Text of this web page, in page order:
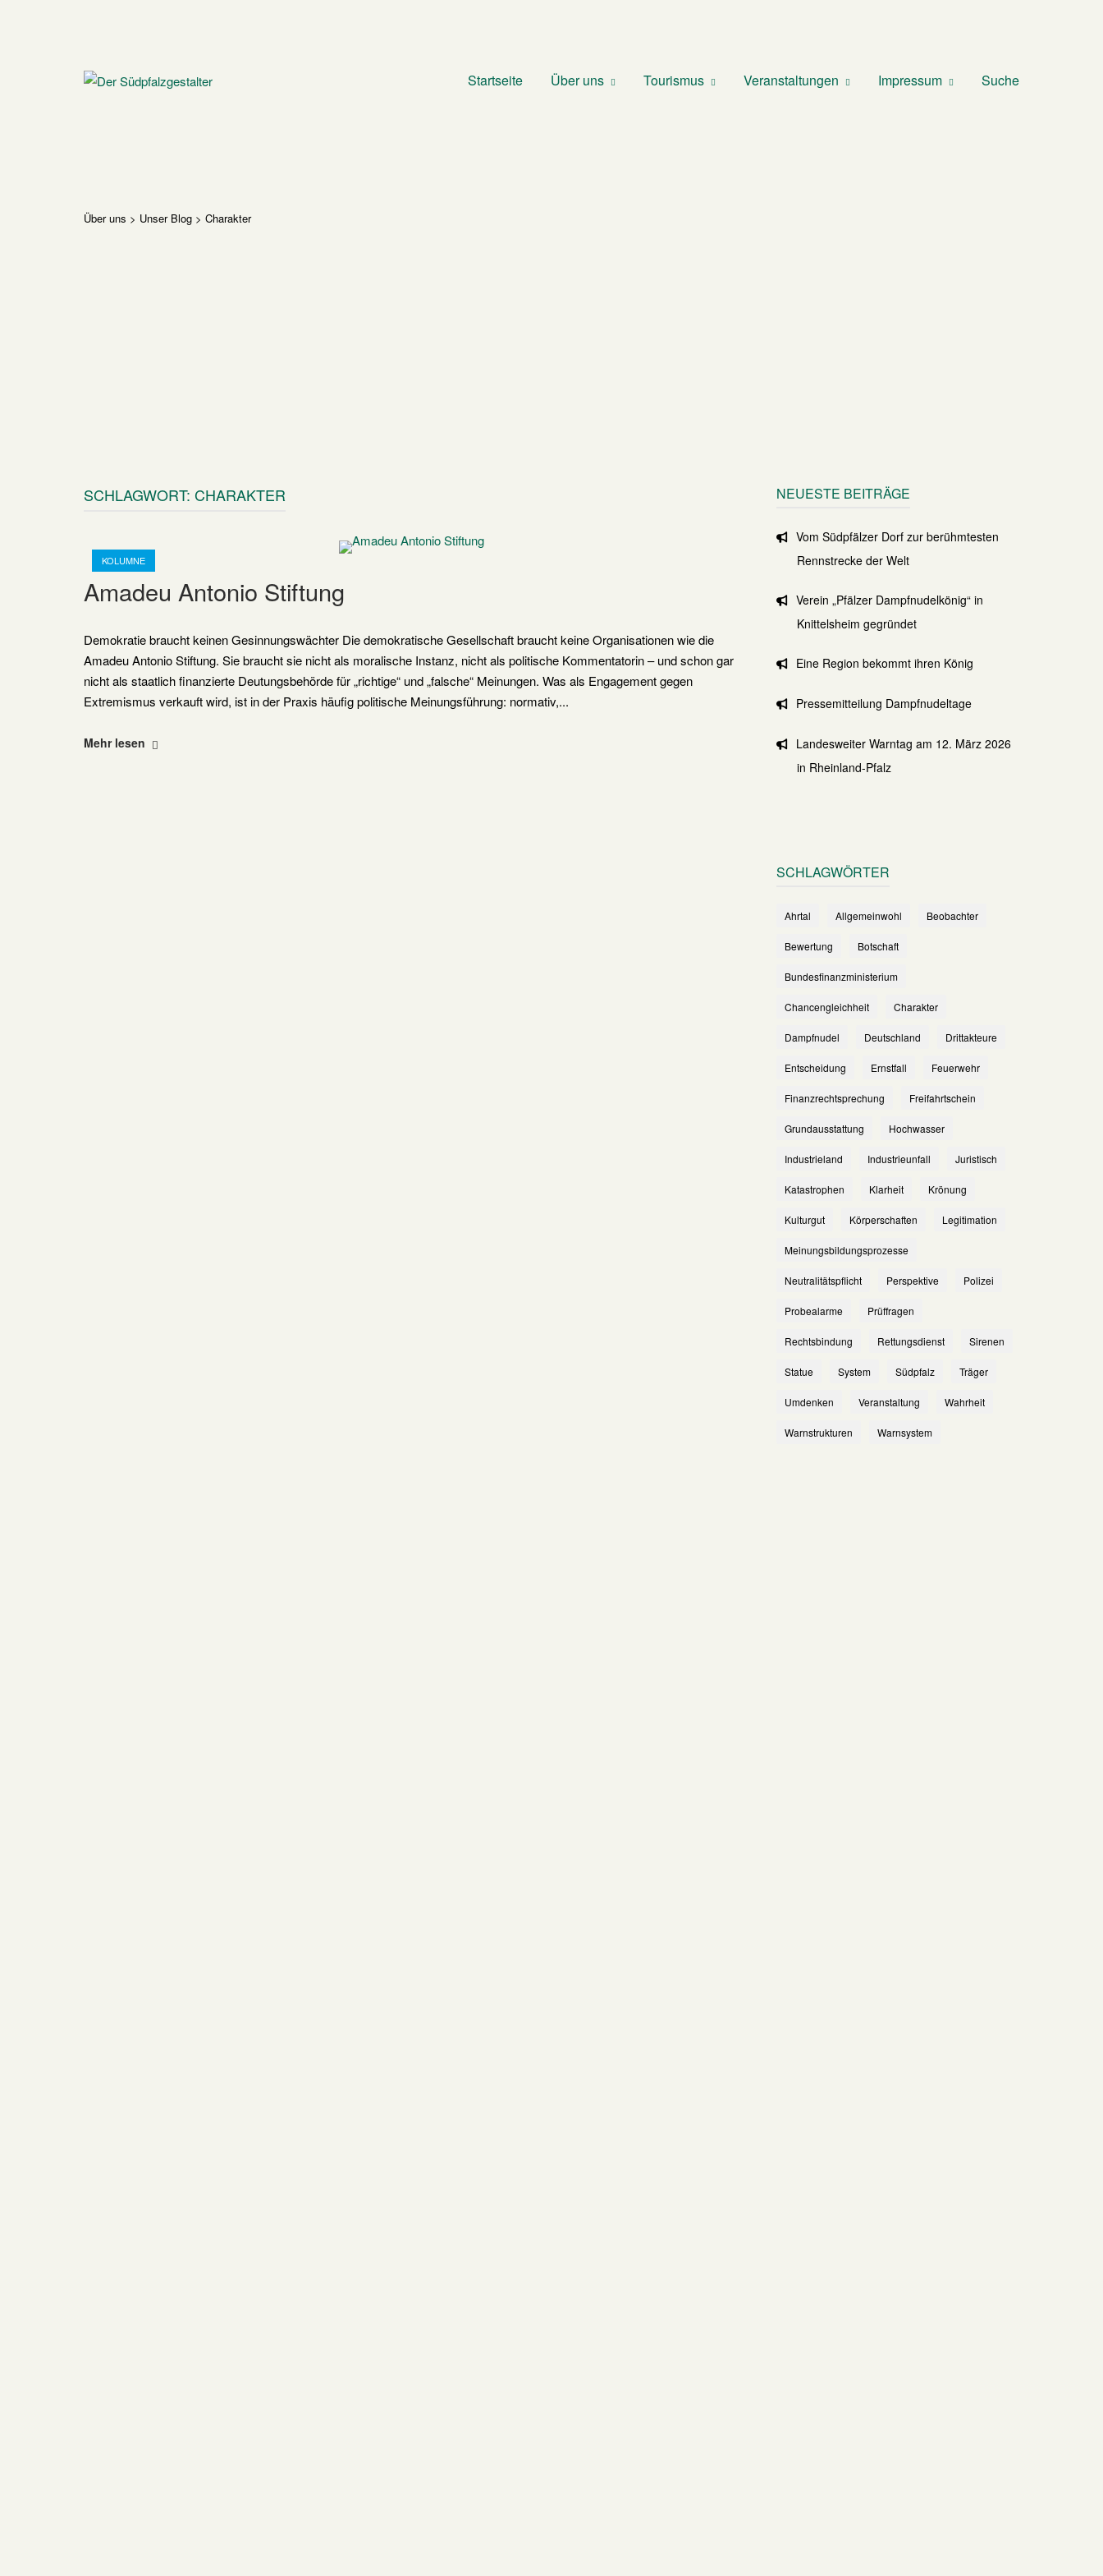
Home
Startseite Über uns Tourismus Veranstaltungen Impressum Suche
Über uns > Unser Blog > Charakter
SCHLAGWORT: CHARAKTER
KOLUMNE
Open post
Amadeu Antonio Stiftung
Demokratie braucht keinen Gesinnungswächter Die demokratische Gesellschaft braucht keine Organisationen wie die
Amadeu Antonio Stiftung. Sie braucht sie nicht als moralische Instanz, nicht als politische Kommentatorin – und schon gar
nicht als staatlich finanzierte Deutungsbehörde für „richtige“ und „falsche“ Meinungen. Was als Engagement gegen
Extremismus verkauft wird, ist in der Praxis häufig politische Meinungsführung: normativ,...
"Amadeu
Mehr lesen
NEUESTE BEITRÄGE
Vom Südpfälzer Dorf zur berühmtesten
Rennstrecke der Welt
Verein „Pfälzer Dampfnudelkönig“ in
Knittelsheim gegründet
Eine Region bekommt ihren König
Pressemitteilung Dampfnudeltage
Landesweiter Warntag am 12. März 2026
in Rheinland-Pfalz
SCHLAGWÖRTER
Ahrtal Allgemeinwohl Beobachter
Bewertung Botschaft
Bundesfinanzministerium
Chancengleichheit Charakter
Dampfnudel Deutschland Drittakteure
Entscheidung Ernstfall Feuerwehr
Finanzrechtsprechung Freifahrtschein
Grundausstattung Hochwasser
Industrieland Industrieunfall Juristisch
Katastrophen Klarheit Krönung
Kulturgut Körperschaften Legitimation
Meinungsbildungsprozesse
Neutralitätspflicht Perspektive Polizei
Probealarme Prüffragen
Rechtsbindung Rettungsdienst Sirenen
Statue System Südpfalz Träger
Umdenken Veranstaltung Wahrheit
Warnstrukturen Warnsystem